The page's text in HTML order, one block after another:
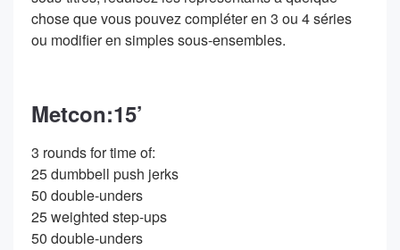
chose que vous pouvez compléter en 3 ou 4 séries
ou modifier en simples sous-ensembles.
Metcon:15’
3 rounds for time of:
25 dumbbell push jerks
50 double-unders
25 weighted step-ups
50 double-unders